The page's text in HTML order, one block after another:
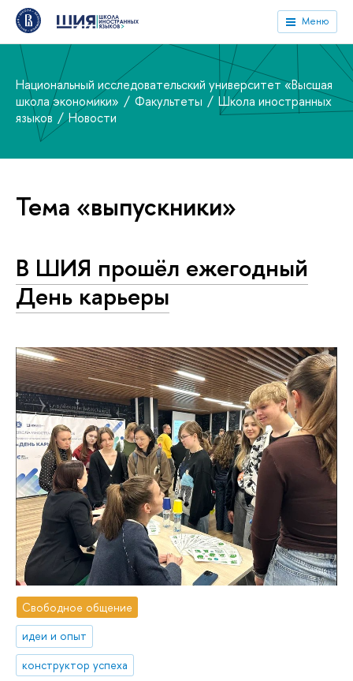
Меню
Национальный исследовательский университет «Высшая
школа экономики»
Факультеты
Школа иностранных
языков
Новости
Тема «выпускники»
В ШИЯ прошёл ежегодный
День карьеры
Свободное общение
идеи и опыт
конструктор успеха